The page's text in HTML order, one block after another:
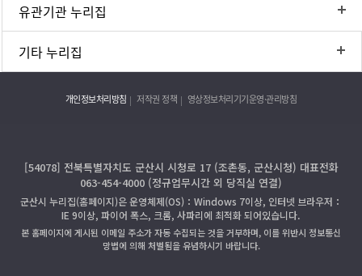
유관기관 누리집
기타 누리집
개인정보처리방침 저작권 정책 영상정보처리기기운영·관리방침
[54078] 전북특별자치도 군산시 시청로 17 (조촌동, 군산시청) 대표전화
063-454-4000 (정규업무시간 외 당직실 연결)
군산시 누리집(홈페이지)은 운영체제(OS)：Windows 7이상, 인터넷 브라우저：
IE 9이상, 파이어 폭스, 크롬, 사파리에 최적화 되어있습니다.
본 홈페이지에 게시된 이메일 주소가 자동 수집되는 것을 거부하며, 이를 위반시 정보통신
망법에 의해 처벌됨을 유념하시기 바랍니다.